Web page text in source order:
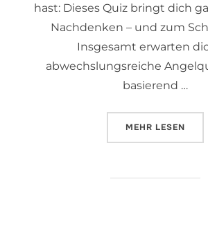
hast: Dieses Quiz bringt dich
Nachdenken – und zum
Insgesamt erwarten
abwechslungsreiche
basierend …
MEHR LESEN